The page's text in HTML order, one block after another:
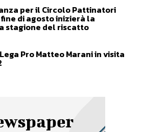
per il Circolo Pattinatori
di agosto inizierà la
stagione del riscatto
Pro Matteo Marani in visita